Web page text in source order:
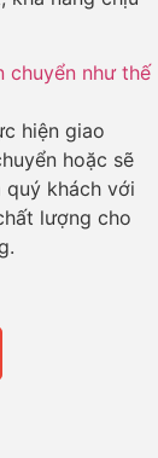
chuyển như thế
hiện giao
hoặc sẽ
quý khách với
lượng cho